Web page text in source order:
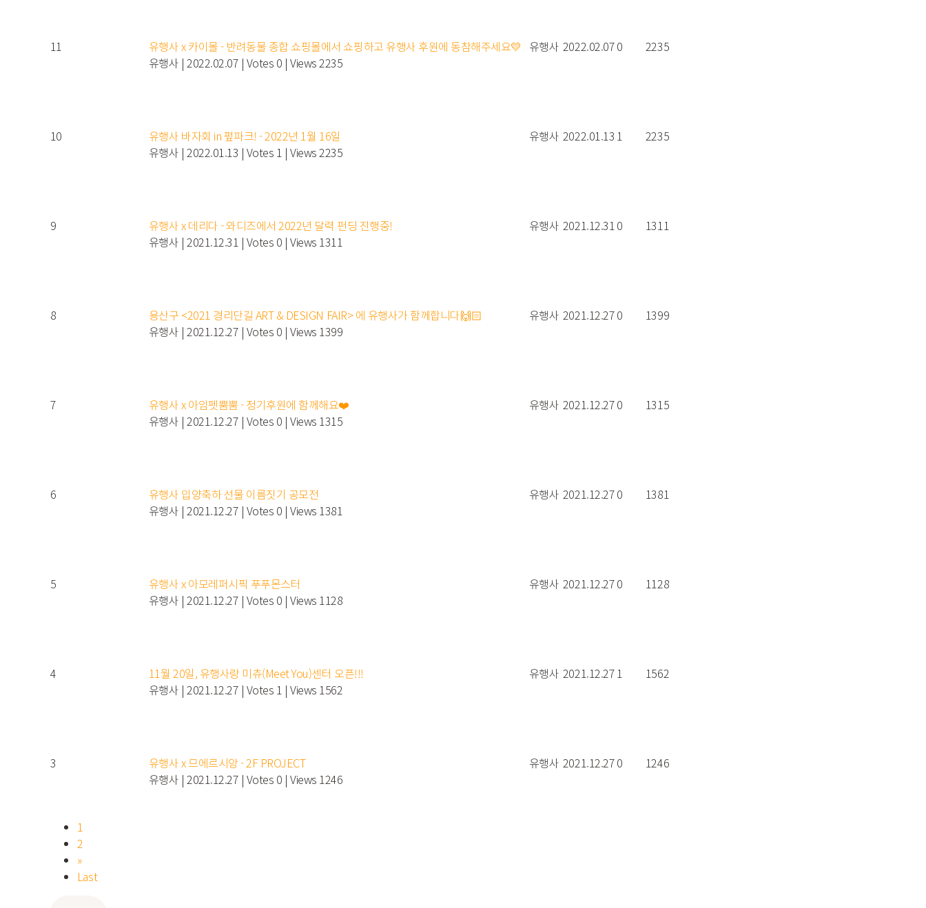
11
유행사 x 카이몰 - 반려동물 종합 쇼핑몰에서 쇼핑하고 유행사 후원에 동참해주세요💛
유행사 | 2022.02.07 | Votes 0 | Views 2235
유행사 2022.02.070 2235
10
유행사 바자회 in 펖파크! - 2022년 1월 16일
유행사 | 2022.01.13 | Votes 1 | Views 2235
유행사 2022.01.13 1 2235
9
유행사 x 데리다 - 와디즈에서 2022년 달력 펀딩 진행중!
유행사 | 2021.12.31 | Votes 0 | Views 1311
유행사 2021.12.310 1311
8
용산구 <2021 경리단길 ART & DESIGN FAIR> 에 유행사가 함께합니다🙌🏻
유행사 | 2021.12.27 | Votes 0 | Views 1399
유행사 2021.12.270 1399
7
유행사 x 아임펫뿜뿜 - 정기후원에 함께해요❤️
유행사 | 2021.12.27 | Votes 0 | Views 1315
유행사 2021.12.270 1315
6
유행사 입양축하 선물 이름짓기 공모전
유행사 | 2021.12.27 | Votes 0 | Views 1381
유행사 2021.12.270 1381
5
유행사 x 아모레퍼시픽 푸푸몬스터
유행사 | 2021.12.27 | Votes 0 | Views 1128
유행사 2021.12.270 1128
4
11월 20일, 유행사랑 미츄(Meet You)센터 오픈!!!
유행사 | 2021.12.27 | Votes 1 | Views 1562
유행사 2021.12.271 1562
3
유행사 x 므에르시앙 - 2F PROJECT
유행사 | 2021.12.27 | Votes 0 | Views 1246
유행사 2021.12.270 1246
1
2
»
Last